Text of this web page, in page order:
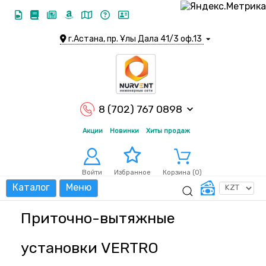
г.Астана, пр. Ұлы Дала 41/3 оф.13
8 (702) 767 0898
Акции Новинки Хиты продаж
Войти Избранное Корзина (0)
Каталог Меню
Приточно-вытяжные
установки VERTRO